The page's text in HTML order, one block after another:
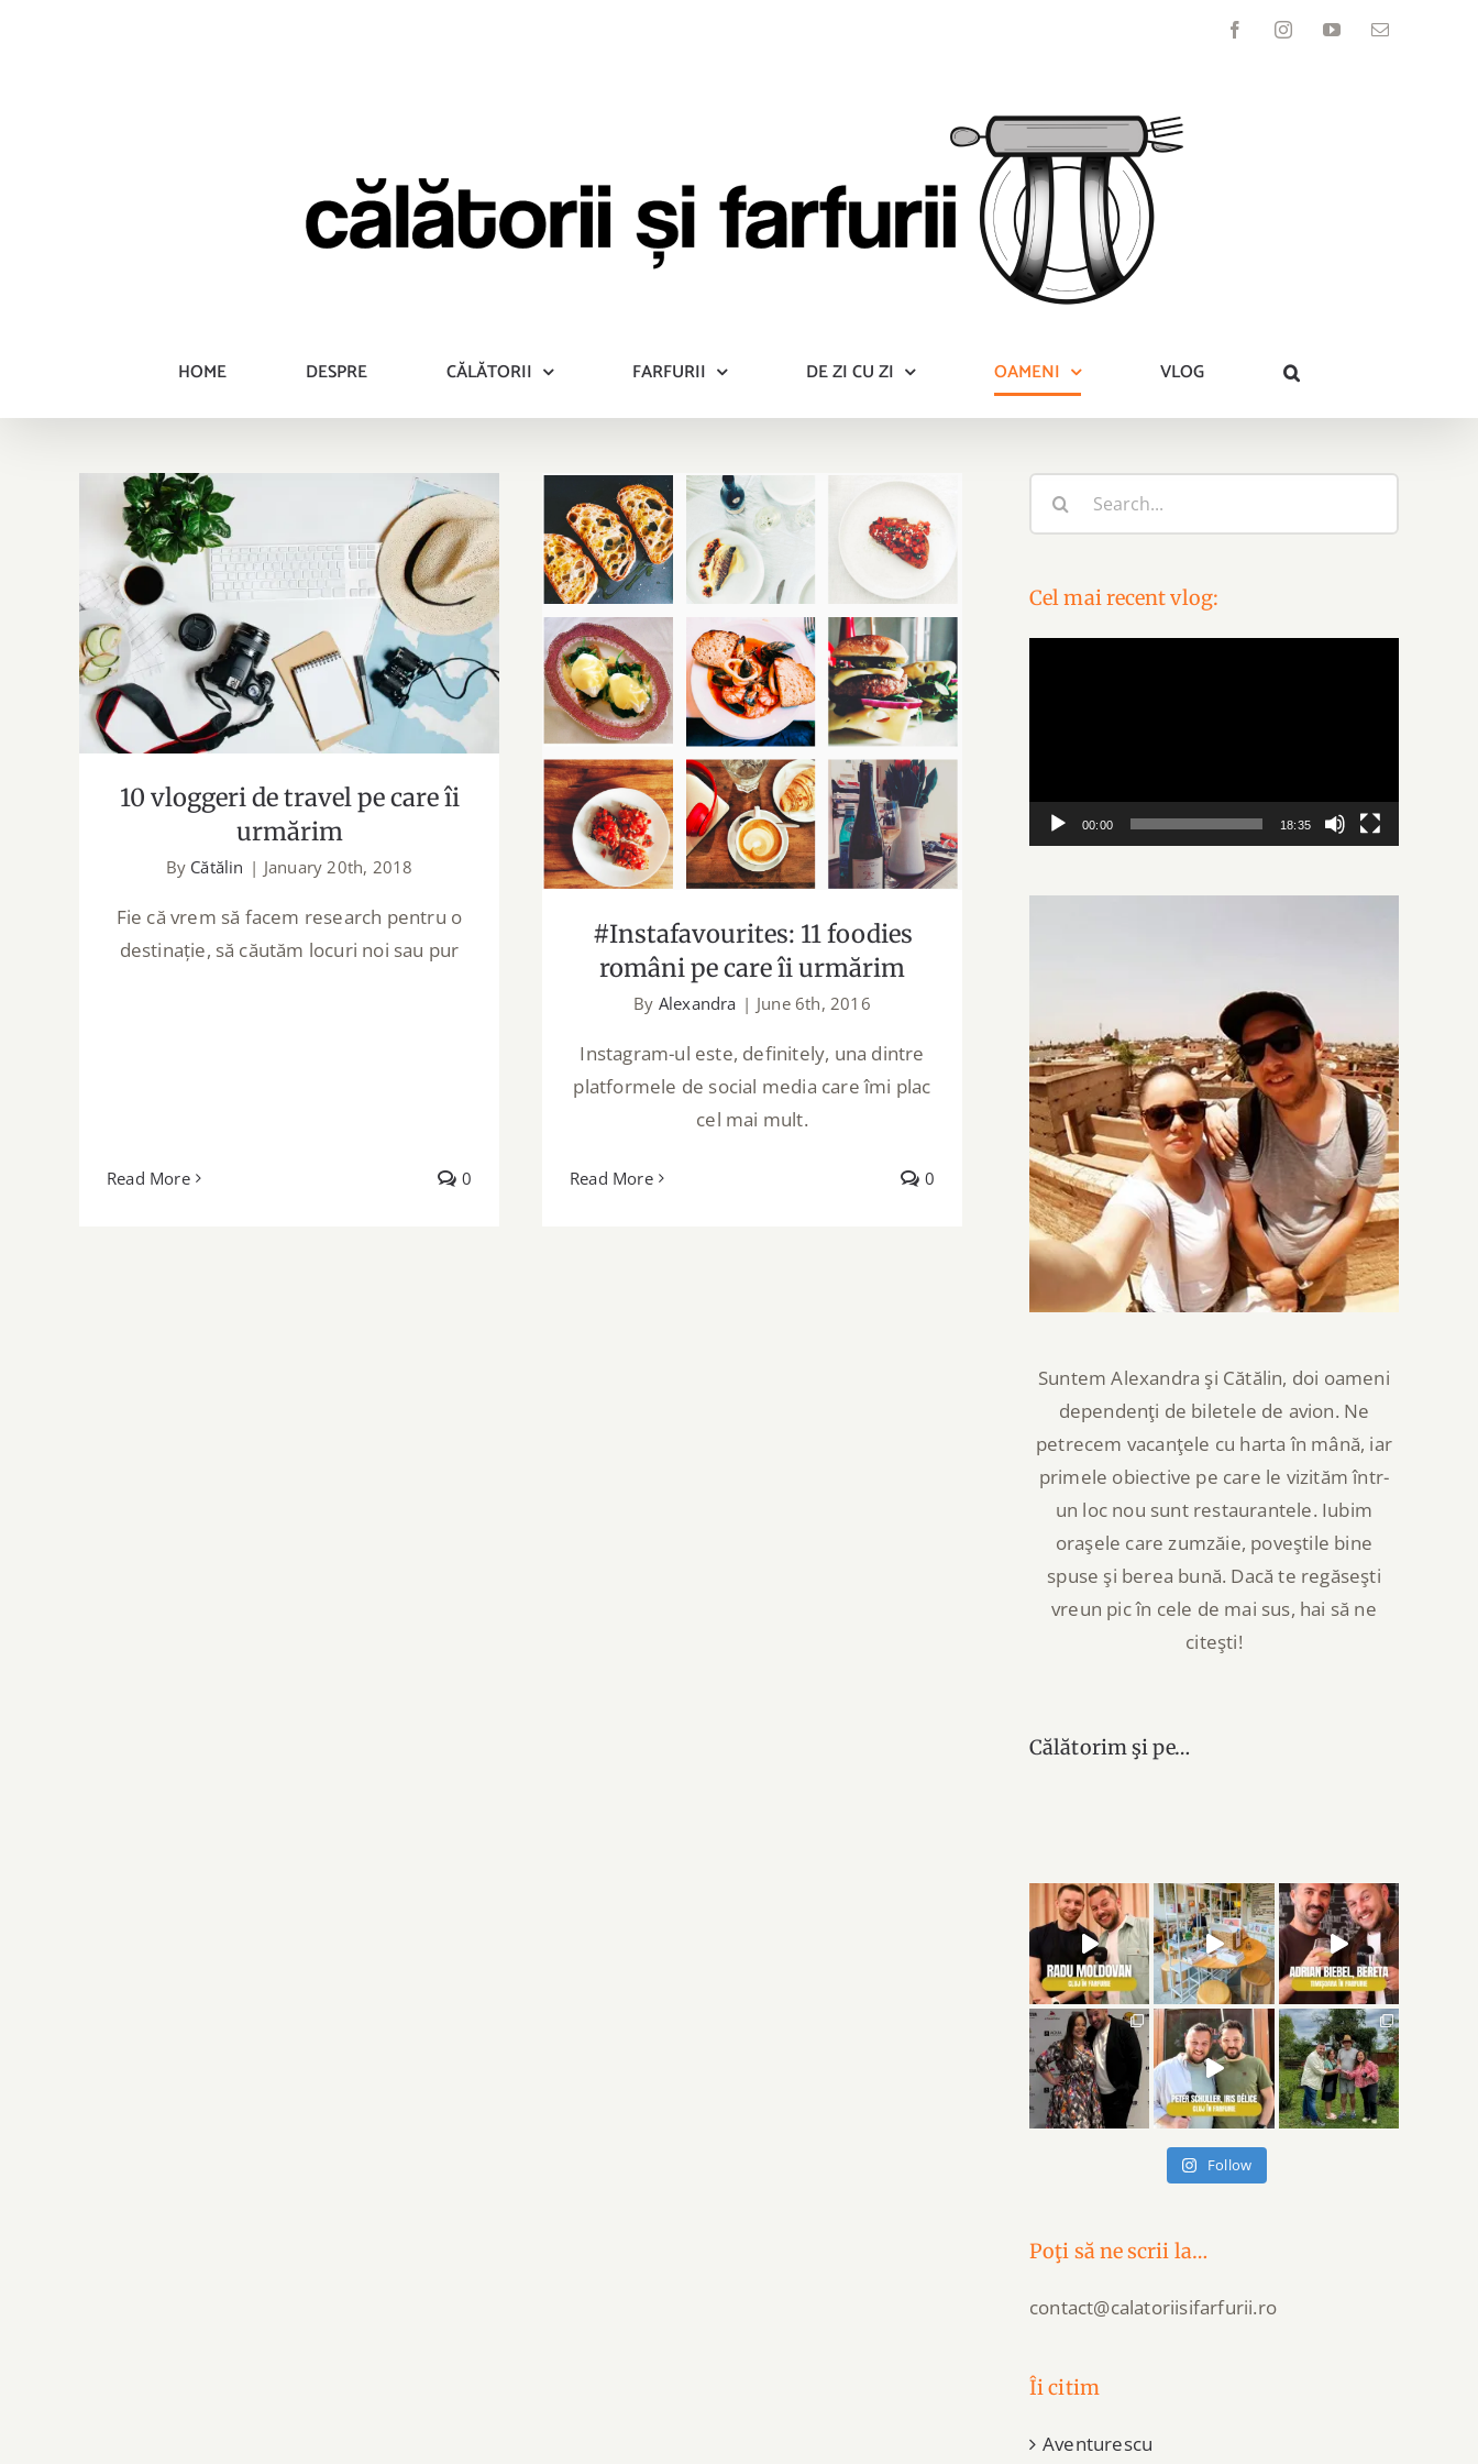
FacebookInstagramYouTubeEmail
HOME DESPRE CĂLĂTORII FARFURII DE ZI CU ZI OAMENI VLOG
10 vloggeri de travel pe care îi
urmărim
10 vloggeri de travel pe care îi
urmărim
By Cătălin | January 20th, 2018
Fie că vrem să facem research pentru o
destinație, să căutăm locuri noi sau pur
Read More 0
#Instafavourites: 11 foodies români
pe care îi urmărim
#Instafavourites: 11 foodies
români pe care îi urmărim
By Alexandra | June 6th, 2016
Instagram-ul este, definitely, una dintre
platformele de social media care îmi plac
cel mai mult.
Read More 0
Cel mai recent vlog:
00:00 18:35
Suntem Alexandra şi Cătălin, doi oameni
dependenţi de biletele de avion. Ne
petrecem vacanţele cu harta în mână, iar
primele obiective pe care le vizităm într-
un loc nou sunt restaurantele. Iubim
oraşele care zumzăie, poveştile bine
spuse şi berea bună. Dacă te regăseşti
vreun pic în cele de mai sus, hai să ne
citeşti!
Călătorim şi pe…
Follow
Poţi să ne scrii la…
contact@calatoriisifarfurii.ro
Îi citim
Aventurescu